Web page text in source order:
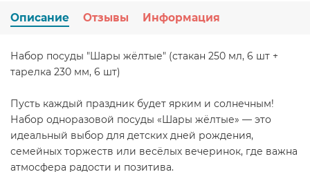
Описание Отзывы Информация
Набор посуды "Шары жёлтые" (стакан 250 мл, 6 шт +
тарелка 230 мм, 6 шт)
Пусть каждый праздник будет ярким и солнечным!
Набор одноразовой посуды «Шары жёлтые» — это
идеальный выбор для детских дней рождения,
семейных торжеств или весёлых вечеринок, где важна
атмосфера радости и позитива.